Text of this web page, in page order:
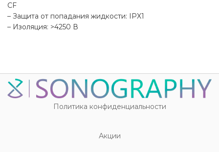
CF
– Защита от попадания жидкости: IPX1
– Изоляция: >4250 В
Политика конфиденциальности
Акции